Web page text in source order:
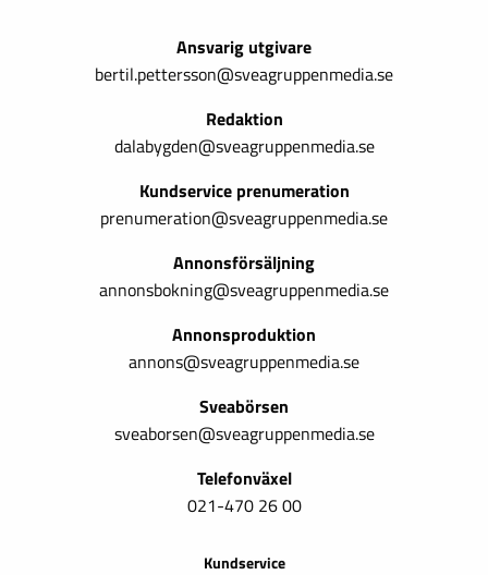
Ansvarig utgivare
bertil.pettersson@sveagruppenmedia.se
Redaktion
dalabygden@sveagruppenmedia.se
Kundservice prenumeration
prenumeration@sveagruppenmedia.se
Annonsförsäljning
annonsbokning@sveagruppenmedia.se
Annonsproduktion
annons@sveagruppenmedia.se
Sveabörsen
sveaborsen@sveagruppenmedia.se
Telefonväxel
021-470 26 00
Kundservice